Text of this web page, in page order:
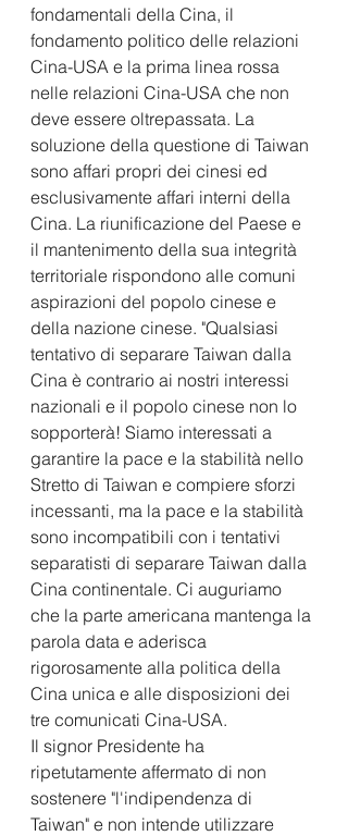
fondamentali della Cina, il
fondamento politico delle relazioni
Cina-USA e la prima linea rossa
nelle relazioni Cina-USA che non
deve essere oltrepassata. La
soluzione della questione di Taiwan
sono affari propri dei cinesi ed
esclusivamente affari interni della
Cina. La riunificazione del Paese e
il mantenimento della sua integrità
territoriale rispondono alle comuni
aspirazioni del popolo cinese e
della nazione cinese. "Qualsiasi
tentativo di separare Taiwan dalla
Cina è contrario ai nostri interessi
nazionali e il popolo cinese non lo
sopporterà! Siamo interessati a
garantire la pace e la stabilità nello
Stretto di Taiwan e compiere sforzi
incessanti, ma la pace e la stabilità
sono incompatibili con i tentativi
separatisti di separare Taiwan dalla
Cina continentale. Ci auguriamo
che la parte americana mantenga la
parola data e aderisca
rigorosamente alla politica della
Cina unica e alle disposizioni dei
tre comunicati Cina-USA.
Il signor Presidente ha
ripetutamente affermato di non
sostenere "l'indipendenza di
Taiwan" e non intende utilizzare